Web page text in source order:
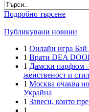
Подробно търсене
Публикувани новини
1 Онлайн игра Бай
1 Врати DEA
1 Дамски парфюм -
женственост и стил
1 Москва очаква
Украйна
1 Завеси, които